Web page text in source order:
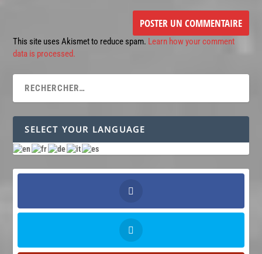
This site uses Akismet to reduce spam. Learn how your comment
data is processed.
SELECT YOUR LANGUAGE